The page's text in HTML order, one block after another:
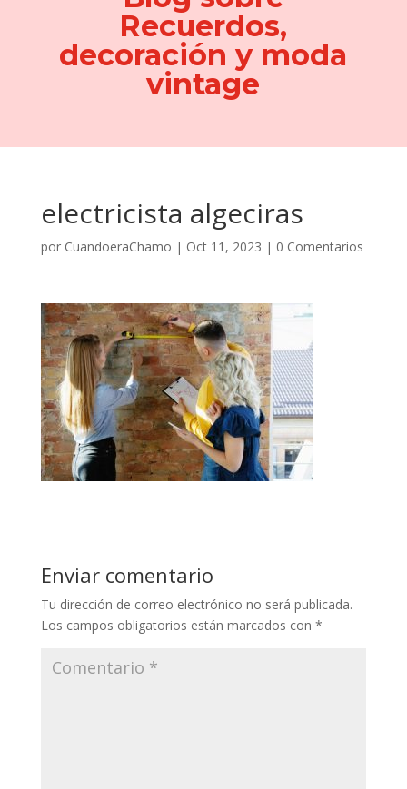
Recuerdos,
decoración y moda
vintage
electricista algeciras
por CuandoeraChamo | Oct 11, 2023 | 0 Comentarios
Enviar comentario
Tu dirección de correo electrónico no será publicada.
Los campos obligatorios están marcados con *